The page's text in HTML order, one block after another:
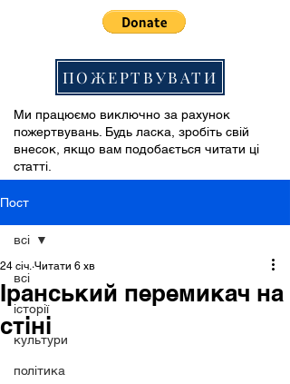
ПОЖЕРТВУВАТИ
Ми працюємо виключно за рахунок
пожертвувань. Будь ласка, зробіть свій
внесок, якщо вам подобається читати ці
статті.
Пост
всі
історії
культури
політика
всі
Іранський перемикач на
стіні
24 січ. Читати 6 хв